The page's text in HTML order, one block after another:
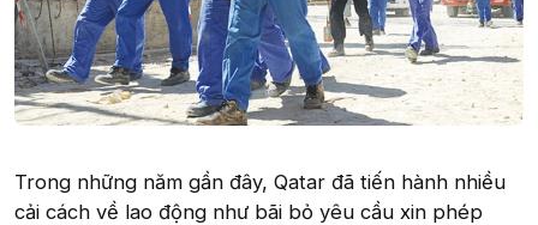
Trong những năm gần đây, Qatar đã tiến hành nhiều
cải cách về lao động như bãi bỏ yêu cầu xin phép